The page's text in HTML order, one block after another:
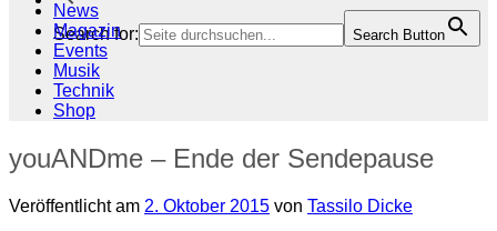
Search for: Search Button
News
Magazin
Events
Musik
Technik
Shop
youANDme – Ende der Sendepause
Veröffentlicht am 2. Oktober 2015 von Tassilo Dicke